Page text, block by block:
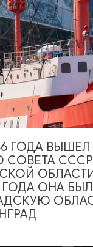
ГОДА
СОВЕТА
ГОДА ОНА